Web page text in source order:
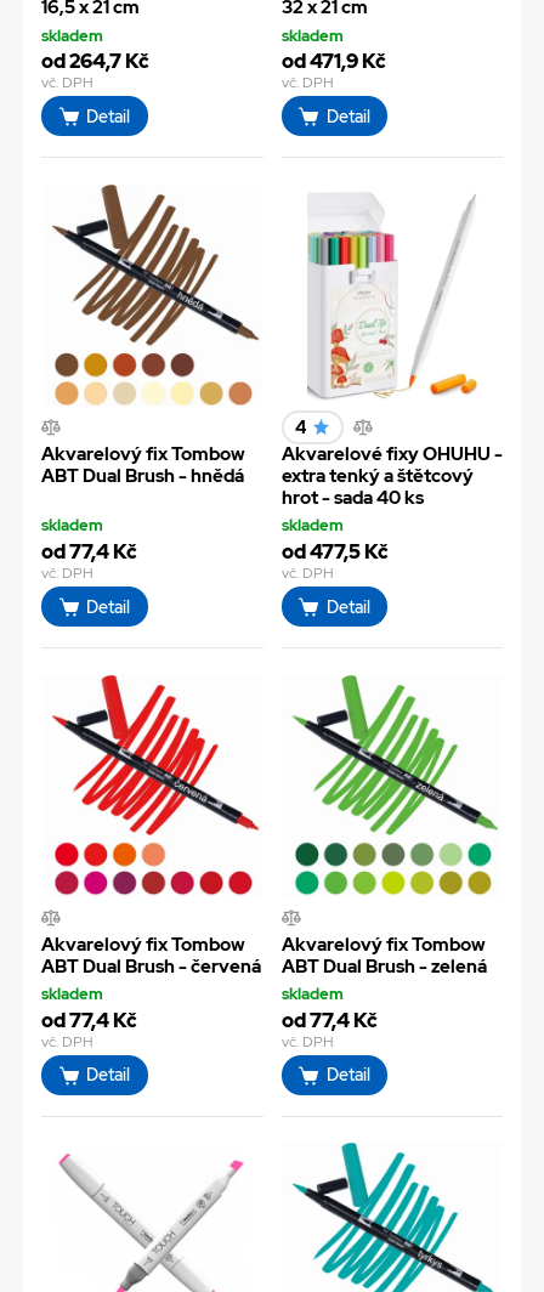
16,5 x 21 cm
skladem
od 264,7 Kč
vč. DPH
Detail
32 x 21 cm
skladem
od 471,9 Kč
vč. DPH
Detail
Akvarelový fix Tombow
ABT Dual Brush - hnědá
skladem
od 77,4 Kč
vč. DPH
Detail
4
Akvarelové fixy OHUHU -
extra tenký a štětcový
hrot - sada 40 ks
skladem
od 477,5 Kč
vč. DPH
Detail
Akvarelový fix Tombow
ABT Dual Brush - červená
skladem
od 77,4 Kč
vč. DPH
Detail
Akvarelový fix Tombow
ABT Dual Brush - zelená
skladem
od 77,4 Kč
vč. DPH
Detail